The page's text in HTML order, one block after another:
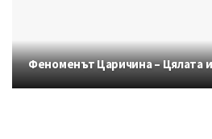
Феноменът Царичина – Цялата